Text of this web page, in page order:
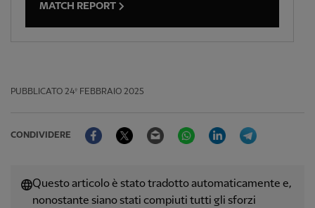
MATCH REPORT
PUBBLICATO 24º FEBBRAIO 2025
CONDIVIDERE
FacebookTwitter Email WhatsAppLinkedIn
Questo articolo è stato tradotto automaticamente e,
nonostante siano stati compiuti tutti gli sforzi